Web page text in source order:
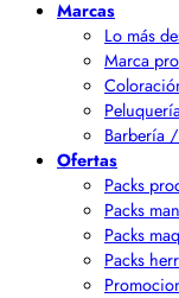
Marcas
Lo más
Marca
Barbería
Ofertas
Packs
Packs
Packs
Packs